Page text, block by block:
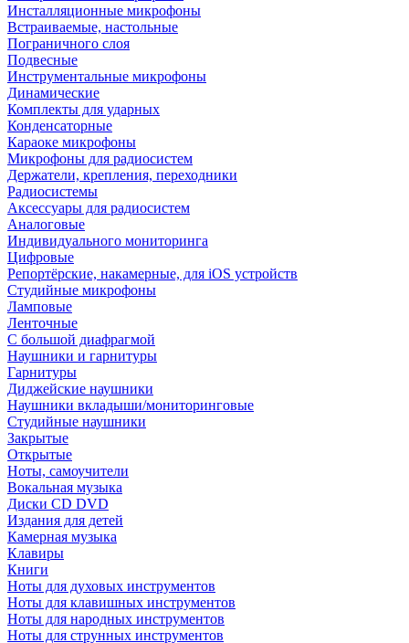
Инсталляционные микрофоны
Встраиваемые, настольные
Пограничного слоя
Подвесные
Инструментальные микрофоны
Динамические
Комплекты для ударных
Конденсаторные
Караоке микрофоны
Микрофоны для радиосистем
Держатели, крепления, переходники
Радиосистемы
Аксессуары для радиосистем
Аналоговые
Индивидуального мониторинга
Цифровые
Репортёрские, накамерные, для iOS устройств
Студийные микрофоны
Ламповые
Ленточные
С большой диафрагмой
Наушники и гарнитуры
Гарнитуры
Диджейские наушники
Наушники вкладыши/мониторинговые
Студийные наушники
Закрытые
Открытые
Ноты, самоучители
Вокальная музыка
Диски CD DVD
Издания для детей
Камерная музыка
Клавиры
Книги
Ноты для духовых инструментов
Ноты для клавишных инструментов
Ноты для народных инструментов
Ноты для струнных инструментов